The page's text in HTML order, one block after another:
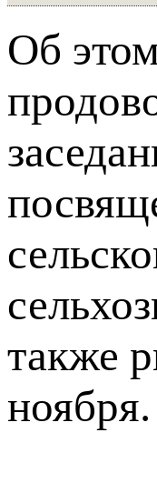
Об
также
ноября.